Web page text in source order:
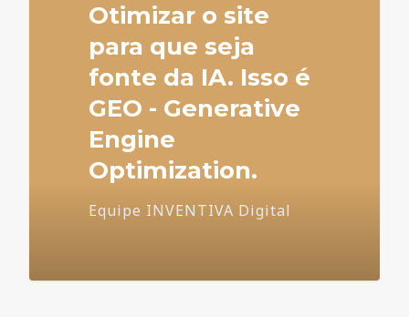
Otimizar o site
para que seja
fonte da IA. Isso é
GEO - Generative
Engine
Optimization.
Equipe INVENTIVA Digital